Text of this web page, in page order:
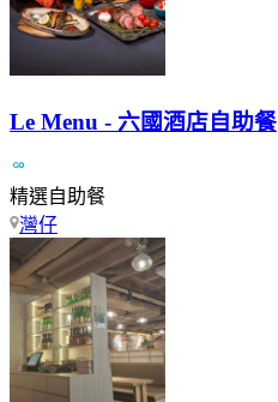
Le Menu - 六國酒店自助餐
精選自助餐
灣仔